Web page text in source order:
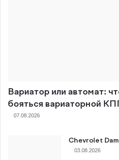
Вариатор или автомат:
бояться вариаторной
07.08.2026
Chevrolet
03.08.2026